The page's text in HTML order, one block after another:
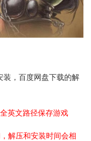
装，百度网盘下载的解
英文路径保存游戏
解压和安装时间会相